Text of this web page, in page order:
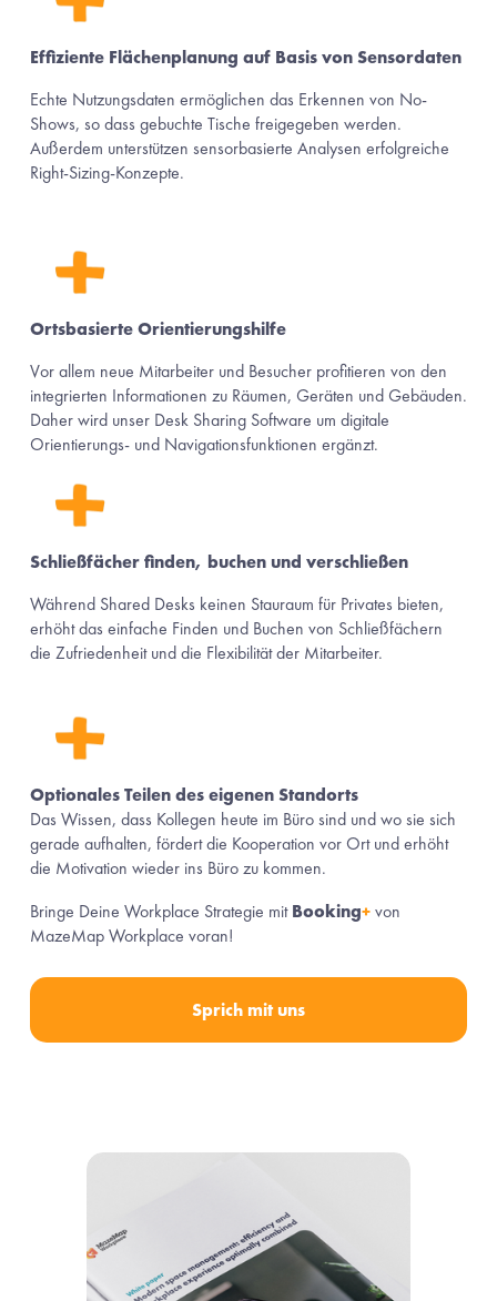
Effiziente Flächenplanung auf Basis von Sensordaten
Echte Nutzungsdaten ermöglichen das Erkennen von No-
Shows, so dass gebuchte Tische freigegeben werden.
Außerdem unterstützen sensorbasierte Analysen erfolgreiche
Right-Sizing-Konzepte.
Ortsbasierte Orientierungshilfe
Vor allem neue Mitarbeiter und Besucher profitieren von den
integrierten Informationen zu Räumen, Geräten und Gebäuden.
Daher wird unser Desk Sharing Software um digitale
Orientierungs- und Navigationsfunktionen ergänzt.
Schließfächer finden, buchen und verschließen
Während Shared Desks keinen Stauraum für Privates bieten,
erhöht das einfache Finden und Buchen von Schließfächern
die Zufriedenheit und die Flexibilität der Mitarbeiter.
Optionales Teilen des eigenen Standorts
Das Wissen, dass Kollegen heute im Büro sind und wo sie sich
gerade aufhalten, fördert die Kooperation vor Ort und erhöht
die Motivation wieder ins Büro zu kommen.
Bringe Deine Workplace Strategie mit Booking+ von
MazeMap Workplace voran!
Sprich mit uns